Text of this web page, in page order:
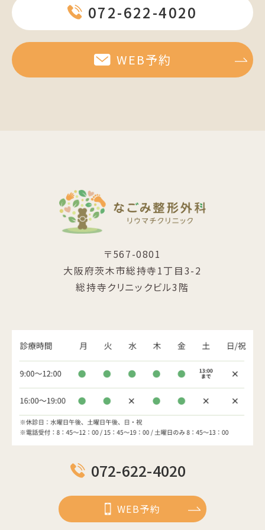
072-622-4020
WEB予約
〒567-0801
大阪府茨木市総持寺1丁目3-2
総持寺クリニックビル3階
072-622-4020
WEB予約